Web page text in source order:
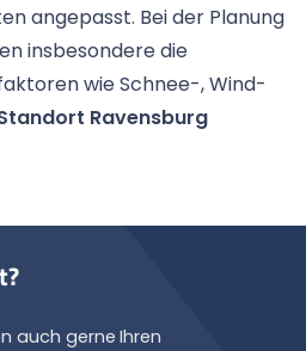
angepasst. Bei der Planung
insbesondere die
wie Schnee-, Wind-
Ravensburg
auch gerne Ihren